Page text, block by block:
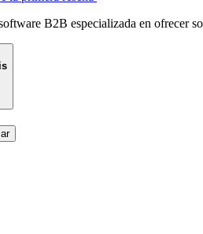
B2B especializada en ofrecer